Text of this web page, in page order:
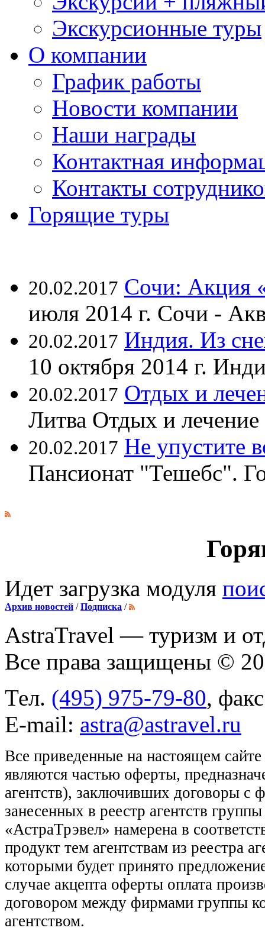
Экскурсионные туры
О компании
График работы
Новости компании
Наши награды
Контактная
Контакты
Горящие туры
20.02.2017 Сочи: Акция
июля 2014 г. Сочи -
20.02.2017 Индия. Из
10 октября 2014 г.
20.02.2017 Отдых и
Литва Отдых и лечение
20.02.2017 Не упустите
Пансионат "Тешебс".
Идет загрузка модуля
Архив новостей /Подписка /
AstraTravel — туризм и
Все права защищены ©
Тел. (495) 975-79-80,
E-mail: astra@astravel.ru
Все приведенные на настоящем
являются частью оферты,
агентств), заключивших договоры
занесенных в реестр агентств
«АстраТрэвел» намерена в
продукт тем агентствам из реестра
которыми будет принято
случае акцепта оферты оплата
договором между фирмами группы
агентством.